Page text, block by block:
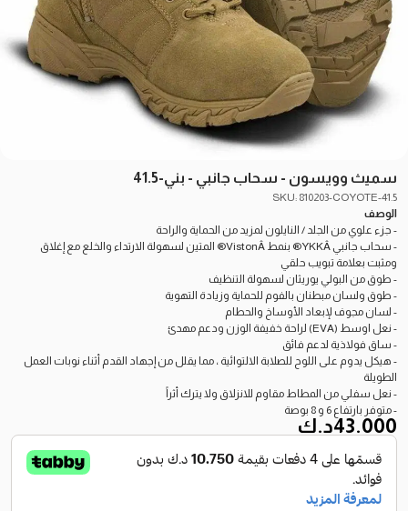
سميث وويسون - سحاب جانبي - بني-41.5
SKU: 810203-COYOTE-41.5
الوصف
- جزء علوي من الجلد / النايلون لمزيد من الحماية والراحة
- سحاب جانبي YKKÂ® بنمط VistonÂ® المتين لسهولة الارتداء والخلع مع إغلاق
ومثبت بعلامة تبويب حلقي
- طوق من البولي يوريثان لسهولة التنظيف
- طوق ولسان مبطنان بالفوم للحماية وزيادة التهوية
- لسان مجوف لإبعاد الأوساخ والحطام
- نعل اوسط (EVA) لراحة خفيفة الوزن ودعم مهدئ
- ساق فولاذية لدعم فائق
- هيكل يدوم على اللوح للصلابة الالتوائية ، مما يقلل من إجهاد القدم أثناء نوبات العمل
الطويلة
- نعل سفلي من المطاط مقاوم للانزلاق ولا يترك أثراً
- متوفر بارتفاع 6 و 8 بوصة
43.000د.ك